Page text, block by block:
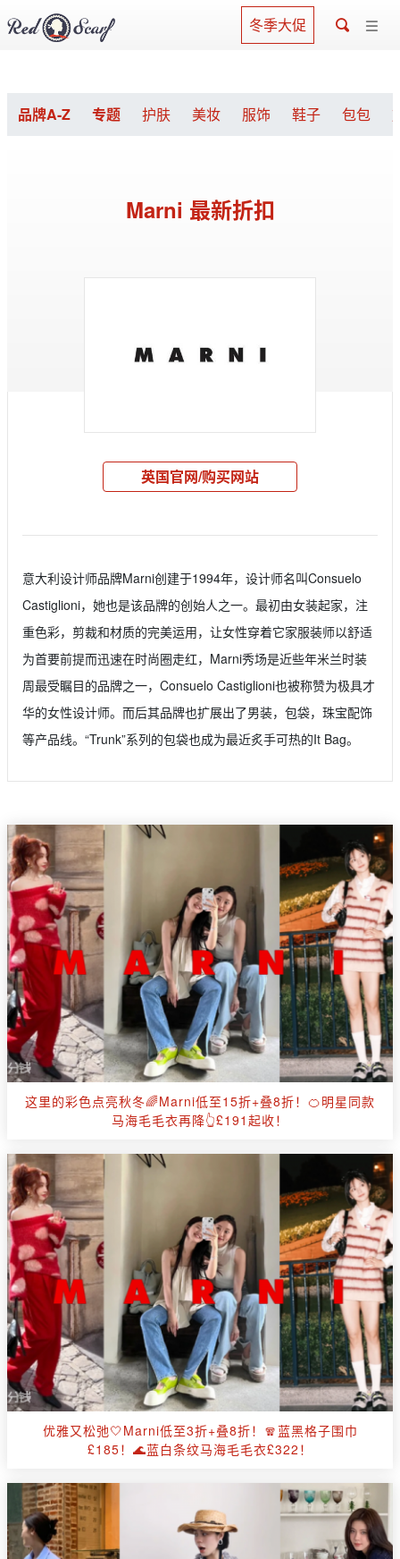
冬季大促
品牌A-Z 专题 护肤 美妆 服饰 鞋子 包包
Marni 最新折扣
英国官网/购买网站
意大利设计师品牌Marni创建于1994年，设计师名叫Consuelo
Castiglioni，她也是该品牌的创始人之一。最初由女装起家，注
重色彩，剪裁和材质的完美运用，让女性穿着它家服装师以舒适
为首要前提而迅速在时尚圈走红，Marni秀场是近些年米兰时装
周最受瞩目的品牌之一，Consuelo Castiglioni也被称赞为极具才
华的女性设计师。而后其品牌也扩展出了男装，包袋，珠宝配饰
等产品线。“Trunk”系列的包袋也成为最近炙手可热的It Bag。
这里的彩色点亮秋冬🌈Marni低至15折+叠8折！🍊明星同款
马海毛毛衣再降👆£191起收！
优雅又松弛🤍Marni低至3折+叠8折！🧣蓝黑格子围巾
£185！🌊蓝白条纹马海毛毛衣£322！